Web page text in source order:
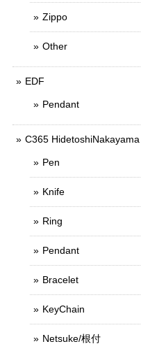
Zippo
Other
EDF
Pendant
C365 HidetoshiNakayama
Pen
Knife
Ring
Pendant
Bracelet
KeyChain
Netsuke/根付